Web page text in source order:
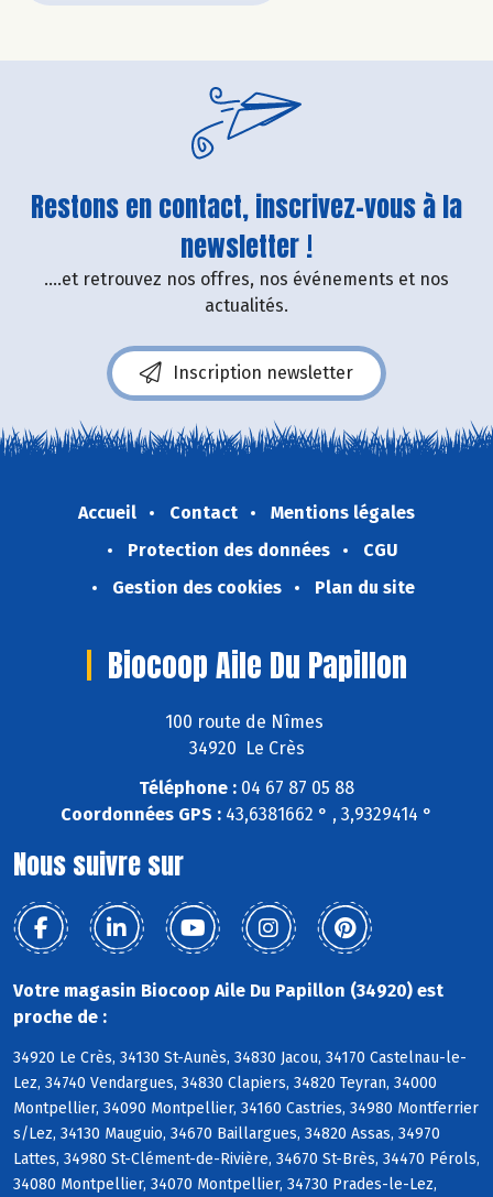
Restons en contact, inscrivez-vous à la
newsletter !
....et retrouvez nos offres, nos événements et nos
actualités.
Inscription newsletter
Accueil Contact
Mentions légales
Protection des données
CGU
Gestion des cookies
Plan du site
Biocoop Aile Du Papillon
100 route de Nîmes
34920 Le Crès
Téléphone : 04 67 87 05 88
Coordonnées GPS : 43,6381662 ° , 3,9329414 °
Nous suivre sur
Votre magasin Biocoop Aile Du Papillon (34920) est
proche de :
34920 Le Crès, 34130 St-Aunès, 34830 Jacou, 34170 Castelnau-le-
Lez, 34740 Vendargues, 34830 Clapiers, 34820 Teyran, 34000
Montpellier, 34090 Montpellier, 34160 Castries, 34980 Montferrier
s/Lez, 34130 Mauguio, 34670 Baillargues, 34820 Assas, 34970
Lattes, 34980 St-Clément-de-Rivière, 34670 St-Brès, 34470 Pérols,
34080 Montpellier, 34070 Montpellier, 34730 Prades-le-Lez,